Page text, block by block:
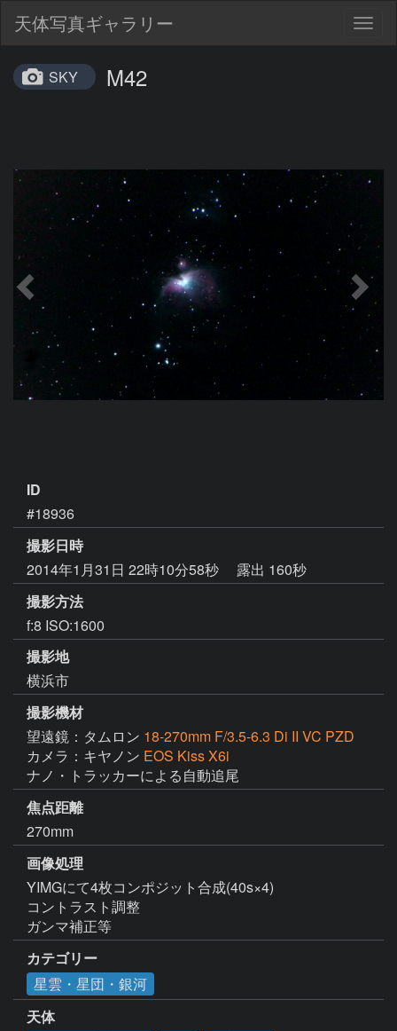
天体写真ギャラリー
SKY M42
ID
#18936
撮影日時
2014年1月31日 22時10分58秒
露出 160秒
撮影方法
f:8 ISO:1600
撮影地
横浜市
撮影機材
望遠鏡：タムロン 18-270mm F/3.5-6.3 Di II VC PZD
カメラ：キヤノン EOS Kiss X6i
ナノ・トラッカーによる自動追尾
焦点距離
270mm
画像処理
YIMGにて4枚コンポジット合成(40s×4)
コントラスト調整
ガンマ補正等
カテゴリー
星雲・星団・銀河
天体